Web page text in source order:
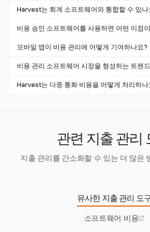
이 지출을 효과적으로 관리하고 통제하
Harvest는 프로젝트 기반 비용 추적을 제
세한 보고서를 제공하며 다중 통화 비용
Harvest는 회계 소프트웨어와 통합할 수 있나
Harvest는 청구 목적으로 QuickBooks
청구가 원활하게 연결되도록 보장합니다.
비용 승인 소프트웨어를 사용하면 어떤 이점
비용 승인 소프트웨어는 수동 오류를 줄
인 프로세스를 자동화하고 재무 시스템
모바일 앱이 비용 관리에 어떻게 기여하나요?
모바일 앱은 즉각적인 영수증 업로드 및
이러한 편리함은 종이 기반 프로세스를
비용 관리 소프트웨어 시장을 형성하는 트렌
시장은 자동화로 이동하고 있으며, 78%
Harvest는 다중 통화 비용을 어떻게 처리하나
고를 보장합니다.관련 지출 관리
지출 관리를 간소화할 수 있는 더 많은
유사한 지출 관리 도
소프트웨어 비용